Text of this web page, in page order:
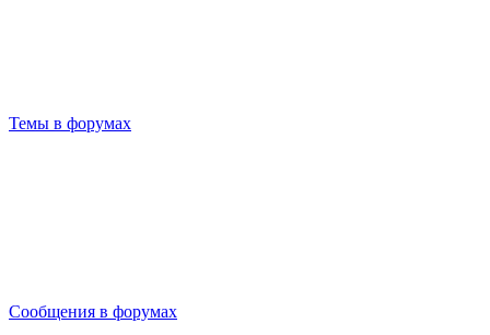
Темы в форумах
Сообщения в форумах